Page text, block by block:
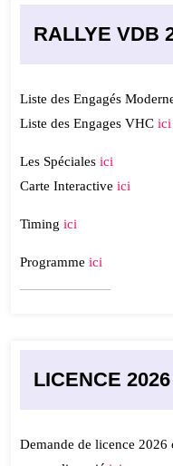
RALLYE VDB
Liste des Engagés
Liste des Engages VHC ici
Les Spéciales ici
Carte Interactive ici
Timing ici
Programme ici
LICENCE 2026
Demande de licence